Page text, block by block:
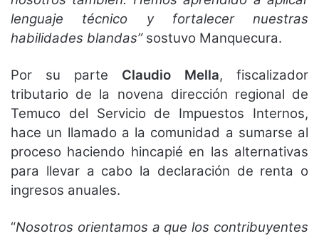
lenguaje técnico y fortalecer nuestras
habilidades blandas” sostuvo Manquecura.
Por su parte Claudio Mella, fiscalizador
tributario de la novena dirección regional de
Temuco del Servicio de Impuestos Internos,
hace un llamado a la comunidad a sumarse al
proceso haciendo hincapié en las alternativas
para llevar a cabo la declaración de renta o
ingresos anuales.
“Nosotros orientamos a que los contribuyentes